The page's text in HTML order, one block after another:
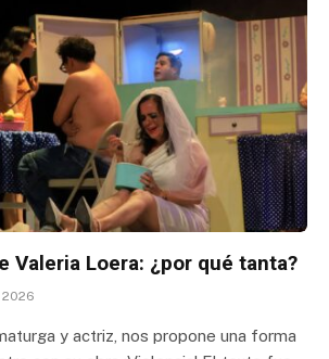
Valeria Loera: ¿por qué tanta?
y actriz, nos propone una forma